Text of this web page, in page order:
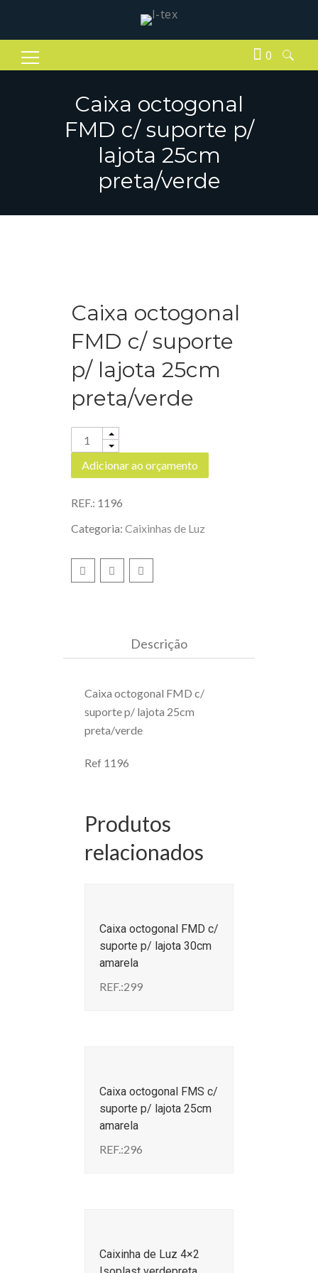
0
Pesquisar
Caixa octogonal
FMD c/ suporte p/
lajota 25cm
preta/verde
Caixa octogonal
FMD c/ suporte
p/ lajota 25cm
preta/verde
Quantity
Adicionar ao orçamento
REF.: 1196
Categoria: Caixinhas de Luz
Descrição
Caixa octogonal FMD c/
suporte p/ lajota 25cm
preta/verde
Ref 1196
Produtos
relacionados
Caixa octogonal FMD c/
suporte p/ lajota 30cm
amarela
REF.:299
Caixa octogonal FMS c/
suporte p/ lajota 25cm
amarela
REF.:296
Caixinha de Luz 4×2